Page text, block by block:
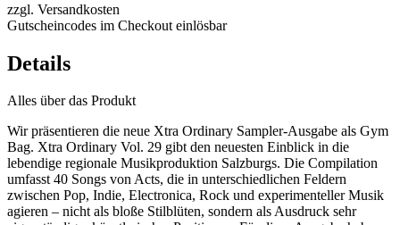
zzgl. Versandkosten
Gutscheincodes im Checkout einlösbar
Details
Alles über das Produkt
Wir präsentieren die neue Xtra Ordinary Sampler‑Ausgabe als Gym
Bag. Xtra Ordinary Vol. 29 gibt den neuesten Einblick in die
lebendige regionale Musikproduktion Salzburgs. Die Compilation
umfasst 40 Songs von Acts, die in unterschiedlichen Feldern
zwischen Pop, Indie, Electronica, Rock und experimenteller Musik
agieren – nicht als bloße Stilblüten, sondern als Ausdruck sehr